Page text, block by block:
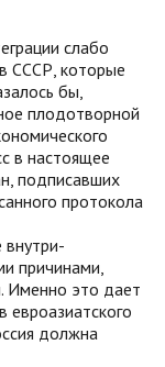
слабо
СССР, которые
бы,
плодотворной
в настоящее
подписавших
протокола
причинами,
Именно это дает
евроазиатского
должна